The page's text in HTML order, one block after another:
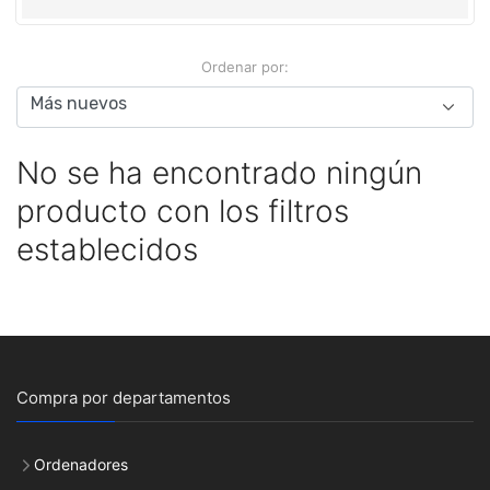
Ordenar por:
No se ha encontrado ningún
producto con los filtros
establecidos
Compra por departamentos
Ordenadores